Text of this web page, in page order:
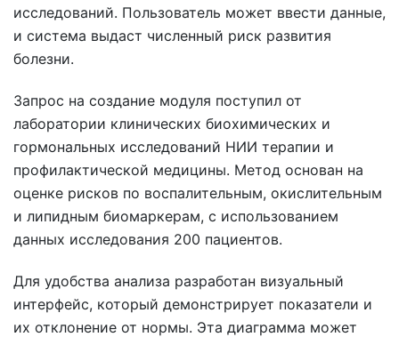
исследований. Пользователь может ввести данные,
и система выдаст численный риск развития
болезни.
Запрос на создание модуля поступил от
лаборатории клинических биохимических и
гормональных исследований НИИ терапии и
профилактической медицины. Метод основан на
оценке рисков по воспалительным, окислительным
и липидным биомаркерам, с использованием
данных исследования 200 пациентов.
Для удобства анализа разработан визуальный
интерфейс, который демонстрирует показатели и
их отклонение от нормы. Эта диаграмма может